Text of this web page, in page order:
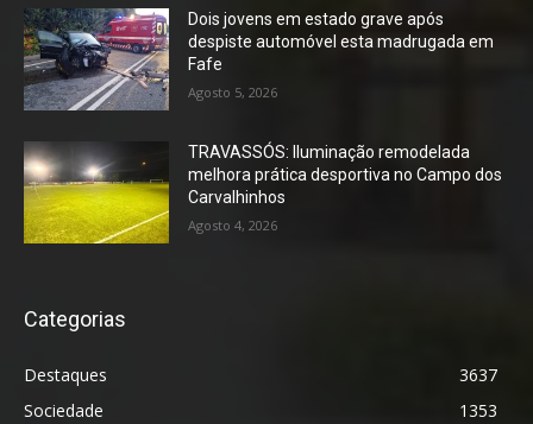
Dois jovens em estado grave após
despiste automóvel esta madrugada em
Fafe
Agosto 5, 2026
TRAVASSÓS: Iluminação remodelada
melhora prática desportiva no Campo dos
Carvalhinhos
Agosto 4, 2026
Categorias
Destaques
3637
Sociedade
1353